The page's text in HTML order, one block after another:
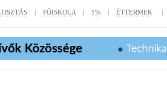
| FÔISKOLA| 1%| ÉTTERMEK |